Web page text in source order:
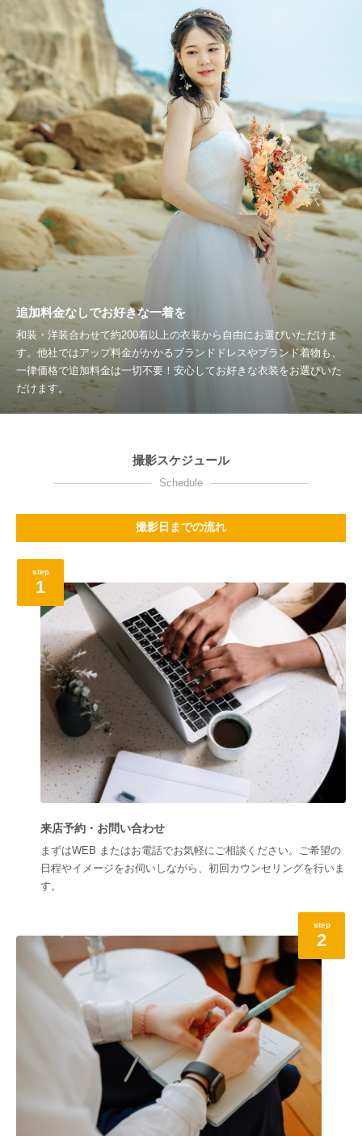
追加料金なしでお好きな一着を
和装・洋装合わせて約200着以上の衣装から自由にお選びいただけま
す。他社ではアップ料金がかかるブランドドレスやブランド着物も、
一律価格で追加料金は一切不要！安心してお好きな衣装をお選びいた
だけます。
撮影スケジュール
Schedule
撮影日までの流れ
step
1
来店予約・お問い合わせ
まずはWEB またはお電話でお気軽にご相談ください。ご希望の
日程やイメージをお伺いしながら、初回カウンセリングを行いま
す。
step
2